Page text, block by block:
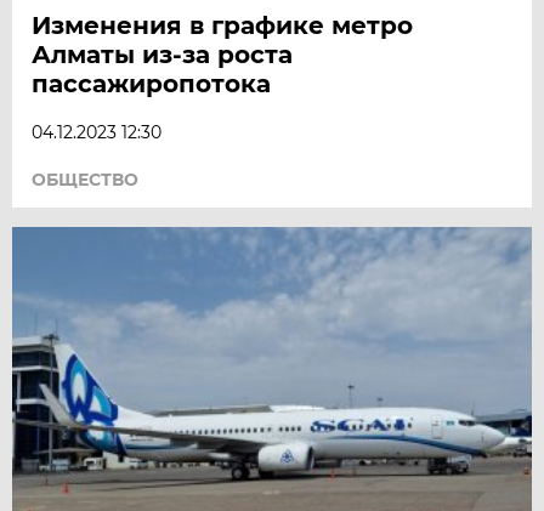
Изменения в графике метро
Алматы из-за роста
пассажиропотока
04.12.2023 12:30
ОБЩЕСТВО